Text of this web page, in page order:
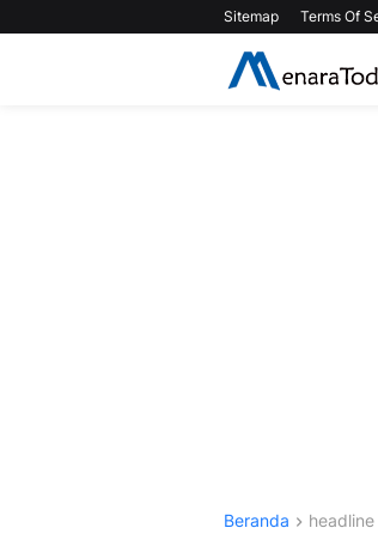
Sitemap Terms Of
Beranda headline